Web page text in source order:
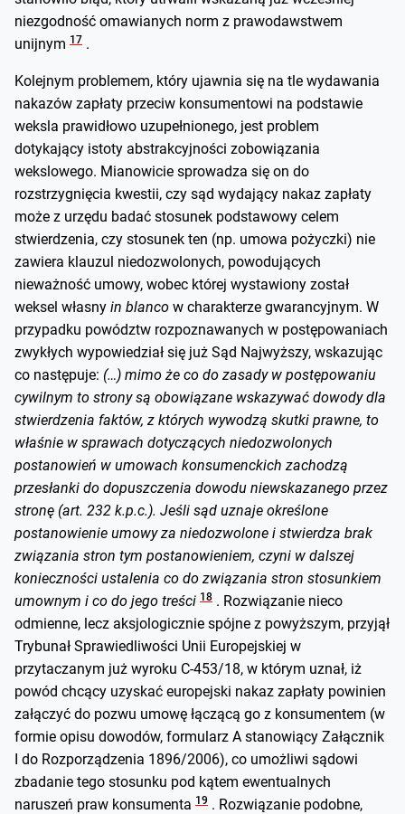
niezgodność omawianych norm z prawodawstwem
unijnym 17 .
Kolejnym problemem, który ujawnia się na tle wydawania
nakazów zapłaty przeciw konsumentowi na podstawie
weksla prawidłowo uzupełnionego, jest problem
dotykający istoty abstrakcyjności zobowiązania
wekslowego. Mianowicie sprowadza się on do
rozstrzygnięcia kwestii, czy sąd wydający nakaz zapłaty
może z urzędu badać stosunek podstawowy celem
stwierdzenia, czy stosunek ten (np. umowa pożyczki) nie
zawiera klauzul niedozwolonych, powodujących
nieważność umowy, wobec której wystawiony został
weksel własny in blanco w charakterze gwarancyjnym. W
przypadku powództw rozpoznawanych w postępowaniach
zwykłych wypowiedział się już Sąd Najwyższy, wskazując
co następuje: (…) mimo że co do zasady w postępowaniu
cywilnym to strony są obowiązane wskazywać dowody dla
stwierdzenia faktów, z których wywodzą skutki prawne, to
właśnie w sprawach dotyczących niedozwolonych
postanowień w umowach konsumenckich zachodzą
przesłanki do dopuszczenia dowodu niewskazanego przez
stronę (art. 232 k.p.c.). Jeśli sąd uznaje określone
postanowienie umowy za niedozwolone i stwierdza brak
związania stron tym postanowieniem, czyni w dalszej
konieczności ustalenia co do związania stron stosunkiem
umownym i co do jego treści 18 . Rozwiązanie nieco
odmienne, lecz aksjologicznie spójne z powyższym, przyjął
Trybunał Sprawiedliwości Unii Europejskiej w
przytaczanym już wyroku C-453/18, w którym uznał, iż
powód chcący uzyskać europejski nakaz zapłaty powinien
załączyć do pozwu umowę łączącą go z konsumentem (w
formie opisu dowodów, formularz A stanowiący Załącznik
I do Rozporządzenia 1896/2006), co umożliwi sądowi
zbadanie tego stosunku pod kątem ewentualnych
naruszeń praw konsumenta 19 . Rozwiązanie podobne,